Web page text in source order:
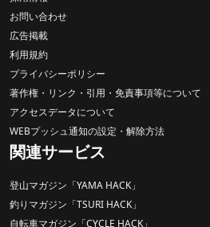
お問い合わせ
広告掲載
利用規約
プライバシーポリシー
著作権・リンク・引用・免責事項等について
アクセスデータについて
WEBプッシュ通知の設定・解除方法
関連サービス
登山マガジン「YAMA HACK」
釣りマガジン「TSURI HACK」
自転車マガジン「CYCLE HACK」